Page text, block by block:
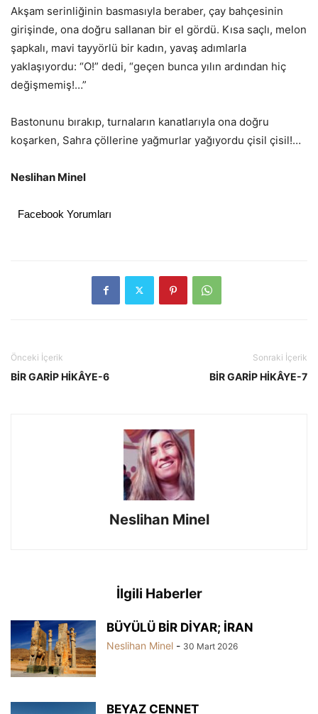
Akşam serinliğinin basmasıyla beraber, çay bahçesinin
girişinde, ona doğru sallanan bir el gördü. Kısa saçlı, melon
şapkalı, mavi tayyörlü bir kadın, yavaş adımlarla
yaklaşıyordu: “O!” dedi, “geçen bunca yılın ardından hiç
değişmemiş!…”
Bastonunu bırakıp, turnaların kanatlarıyla ona doğru
koşarken, Sahra çöllerine yağmurlar yağıyordu çisil çisil!…
Neslihan Minel
Facebook Yorumları
Önceki İçerik
BİR GARİP HİKÂYE-6
Sonraki İçerik
BİR GARİP HİKÂYE-7
Neslihan Minel
İlgili Haberler
BÜYÜLÜ BİR DİYAR; İRAN
Neslihan Minel - 30 Mart 2026
BEYAZ CENNET